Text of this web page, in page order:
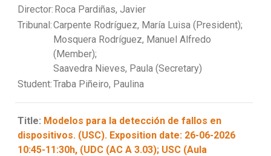
Director: Roca Pardiñas, Javier
Tribunal:Carpente Rodríguez, María Luisa (President);
Mosquera Rodríguez, Manuel Alfredo
(Member);
Saavedra Nieves, Paula (Secretary)
Student:Traba Piñeiro, Paulina
Title: Modelos para la detección de fallos en
dispositivos. (USC). Exposition date: 26-06-2026
10:45-11:30h, (UDC (AC A 3.03); USC (Aula